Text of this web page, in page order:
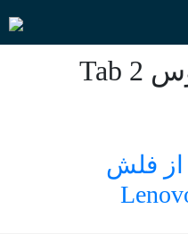
حل مشکل ویروس Tab 2
فلش